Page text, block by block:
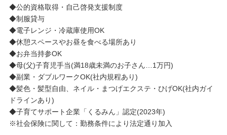
◆公的資格取得・自己啓発支援制度
◆制服貸与
◆電子レンジ・冷蔵庫使用OK
◆休憩スペースやお昼を食べる場所あり
◆お弁当持参OK
◆母(父)子育児手当(満18歳未満のお子さん…1万円)
◆副業・ダブルワークOK(社内規程あり)
◆髪色・髪型自由、ネイル・まつげエクステ・ひげOK(社内ガイ
ドラインあり)
◆子育てサポート企業「くるみん」認定(2023年)
※社会保険に関して：勤務条件により法定通り加入